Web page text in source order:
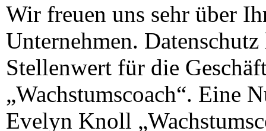
Wir freuen uns sehr über
Unternehmen.
Stellenwert für die
„Wachstumscoach“. Eine
Evelyn Knoll